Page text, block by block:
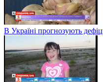
В Україні прогнозують